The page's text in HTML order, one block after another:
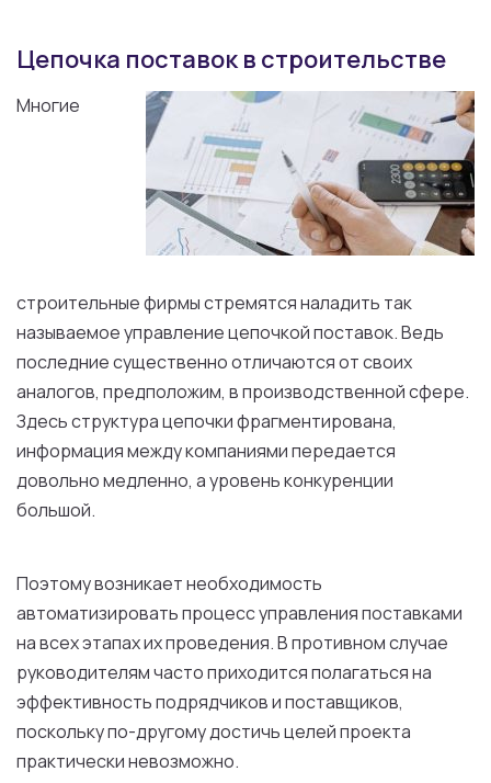
Цепочка поставок в строительстве
Многие
строительные фирмы стремятся наладить так
называемое управление цепочкой поставок. Ведь
последние существенно отличаются от своих
аналогов, предположим, в производственной сфере.
Здесь структура цепочки фрагментирована,
информация между компаниями передается
довольно медленно, а уровень конкуренции
большой.
Поэтому возникает необходимость
автоматизировать процесс управления поставками
на всех этапах их проведения. В противном случае
руководителям часто приходится полагаться на
эффективность подрядчиков и поставщиков,
поскольку по-другому достичь целей проекта
практически невозможно.